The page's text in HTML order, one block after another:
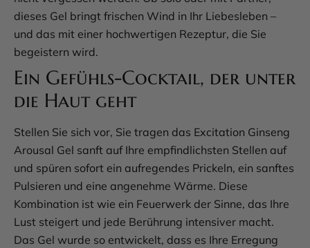
dieses Gel bringt frischen Wind in Ihr Liebesleben –
und das mit einer hochwertigen Rezeptur, die Sie
begeistern wird.
Ein Gefühls-Cocktail, der unter
die Haut geht
Stellen Sie sich vor, Sie tragen das Excitation Ginseng
Arousal Gel sanft auf Ihre empfindlichsten Stellen auf
und spüren sofort ein aufregendes Prickeln, ein sanftes
Pulsieren und eine angenehme Wärme. Diese
Kombination ist wie ein Feuerwerk der Sinne, das Ihre
Lust steigert und jede Berührung intensiver macht.
Das Gel wurde so entwickelt, dass es Ihre Erregung